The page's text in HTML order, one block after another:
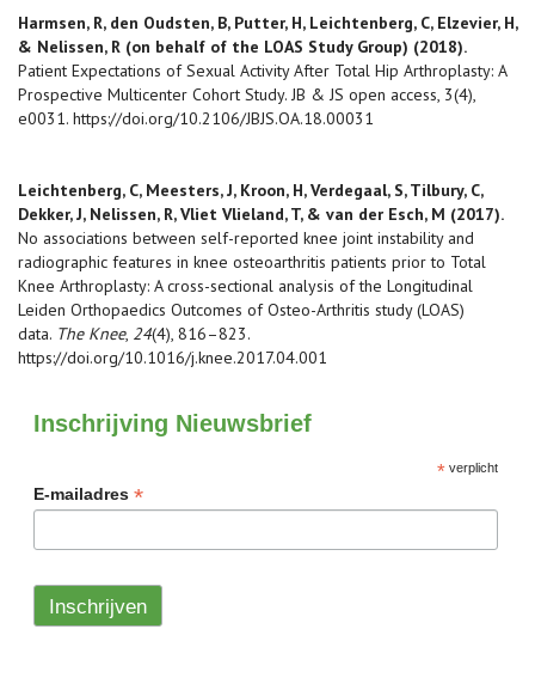
Harmsen, R, den Oudsten, B, Putter, H, Leichtenberg, C, Elzevier, H,
& Nelissen, R (on behalf of the LOAS Study Group) (2018).
Patient Expectations of Sexual Activity After Total Hip Arthroplasty: A
Prospective Multicenter Cohort Study. JB & JS open access, 3(4),
e0031. https://doi.org/10.2106/JBJS.OA.18.00031
Leichtenberg, C, Meesters, J, Kroon, H, Verdegaal, S, Tilbury, C,
Dekker, J, Nelissen, R, Vliet Vlieland, T, & van der Esch, M (2017).
No associations between self-reported knee joint instability and
radiographic features in knee osteoarthritis patients prior to Total
Knee Arthroplasty: A cross-sectional analysis of the Longitudinal
Leiden Orthopaedics Outcomes of Osteo-Arthritis study (LOAS)
data. The Knee, 24(4), 816–823.
https://doi.org/10.1016/j.knee.2017.04.001
Inschrijving Nieuwsbrief
*verplicht
E-mailadres *